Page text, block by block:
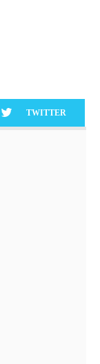
TWITTER